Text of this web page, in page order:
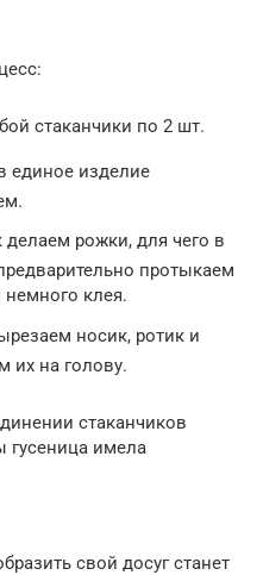
стаканчики по 2 шт.
единое изделие
рожки, для чего в
протыкаем
клея.
носик, ротик и
их на голову.
стаканчиков
гусеница имела
свой досуг станет